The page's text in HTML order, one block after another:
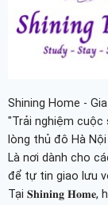
Shining Home -
"Trải nghiệm cuộc
lòng thủ đô Hà
Là nơi dành cho
để tự tin giao lưu
Tại 𝐒𝐡𝐢𝐧𝐢𝐧𝐠